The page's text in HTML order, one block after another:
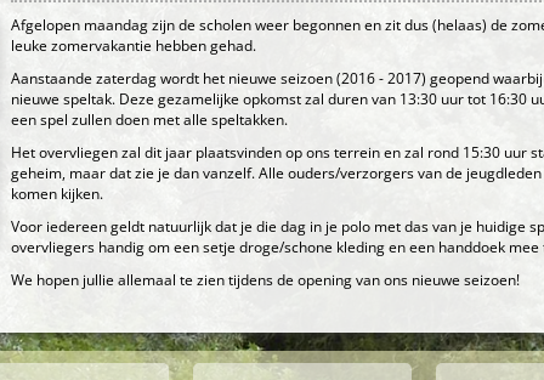
Afgelopen maandag zijn de scholen weer begonnen en zit dus (helaas) de
leuke zomervakantie hebben gehad.
Aanstaande zaterdag wordt het nieuwe seizoen (2016 - 2017) geopend
nieuwe speltak. Deze gezamelijke opkomst zal duren van 13:30 uur tot 16:30
een spel zullen doen met alle speltakken.
Het overvliegen zal dit jaar plaatsvinden op ons terrein en zal rond 15:30 uur
geheim, maar dat zie je dan vanzelf. Alle ouders/verzorgers van de
komen kijken.
Voor iedereen geldt natuurlijk dat je die dag in je polo met das van je huidige
overvliegers handig om een setje droge/schone kleding en een handdoek mee
We hopen jullie allemaal te zien tijdens de opening van ons nieuwe seizoen!